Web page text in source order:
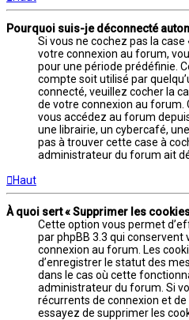
Pourquoi suis-je déconnecté
Si vous ne cochez pas la
votre connexion au forum,
pour une période prédéfinie.
compte soit utilisé par
connecté, veuillez cocher la
de votre connexion au forum.
vous accédez au forum
une librairie, un cybercafé,
pas à trouver cette case à
administrateur du forum ait
Haut
À quoi sert « Supprimer les
Cette option vous permet
par phpBB 3.3 qui
connexion au forum. Les
d’enregistrer le statut des
dans le cas où cette
administrateur du forum. Si
récurrents de connexion et
essayez de supprimer les